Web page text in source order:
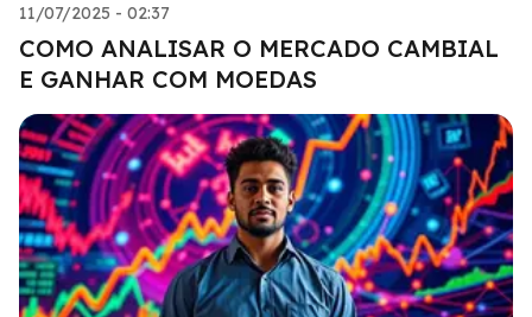
11/07/2025 - 02:37
COMO ANALISAR O MERCADO CAMBIAL
E GANHAR COM MOEDAS